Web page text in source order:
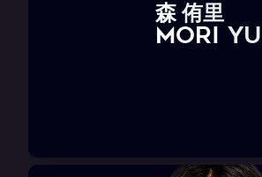
森侑里
MORI Yu